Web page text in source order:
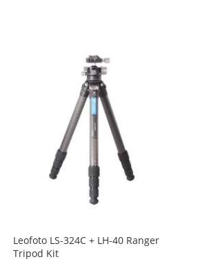
Leofoto LS-324C + LH-40 Ranger
Tripod Kit